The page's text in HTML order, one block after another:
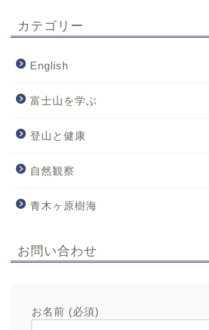
カテゴリー
English
富士山を学ぶ
登山と健康
自然観察
青木ヶ原樹海
お問い合わせ
お名前 (必須)